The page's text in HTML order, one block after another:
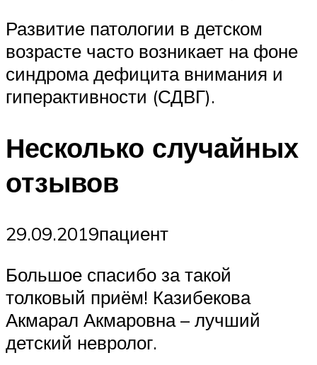
Развитие патологии в детском
возрасте часто возникает на фоне
синдрома дефицита внимания и
гиперактивности (СДВГ).
Несколько случайных
отзывов
29.09.2019пациент
Большое спасибо за такой
толковый приём! Казибекова
Акмарал Акмаровна – лучший
детский невролог.